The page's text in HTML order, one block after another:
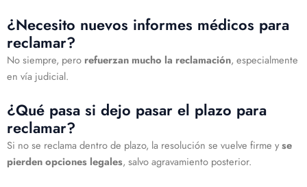
¿Necesito nuevos informes médicos para
reclamar?
No siempre, pero refuerzan mucho la reclamación, especialmente
en vía judicial.
¿Qué pasa si dejo pasar el plazo para
reclamar?
Si no se reclama dentro de plazo, la resolución se vuelve firme yse
pierden opciones legales, salvo agravamiento posterior.